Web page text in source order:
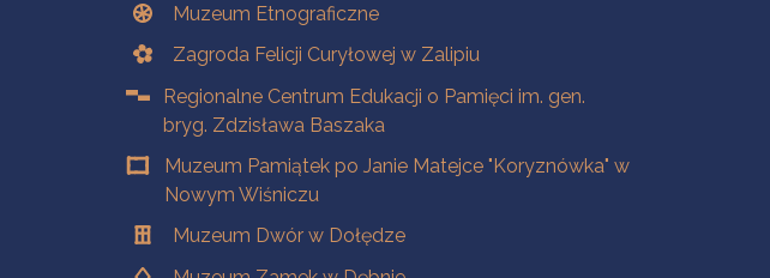
Muzeum Etnograficzne
Zagroda Felicji Curyłowej w Zalipiu
Regionalne Centrum Edukacji o Pamięci im. gen.
bryg. Zdzisława Baszaka
Muzeum Pamiątek po Janie Matejce "Koryznówka" w
Nowym Wiśniczu
Muzeum Dwór w Dołędze